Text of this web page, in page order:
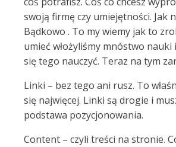
swoją firmę czy umiejętności. Jak
Bądkowo . To my wiemy jak to
umieć włożyliśmy mnóstwo nauki
się tego nauczyć. Teraz na tym
Linki – bez tego ani rusz. To
się najwięcej. Linki są drogie i
podstawa pozycjonowania.
Content – czyli treści na stronie.